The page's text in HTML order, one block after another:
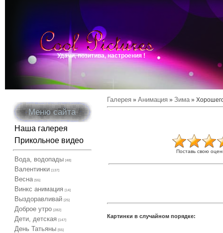
Удачи, позитива, настроения !
Меню сайта
Наша галерея
Прикольное видео
Вода, водопады [48]
Валентинки [137]
Весна [55]
Винкс анимация [14]
Выздоравливай [25]
Доброе утро [282]
Дети, детская [147]
День Татьяны [55]
Галерея » Анимация » Зима»
Поставь свою
Картинки в случайном порядке: